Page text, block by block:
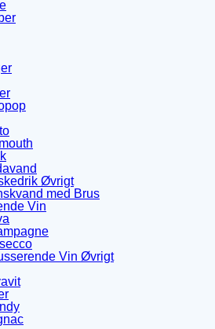
Øvrigt
med Brus
Vin
Vin Øvrigt